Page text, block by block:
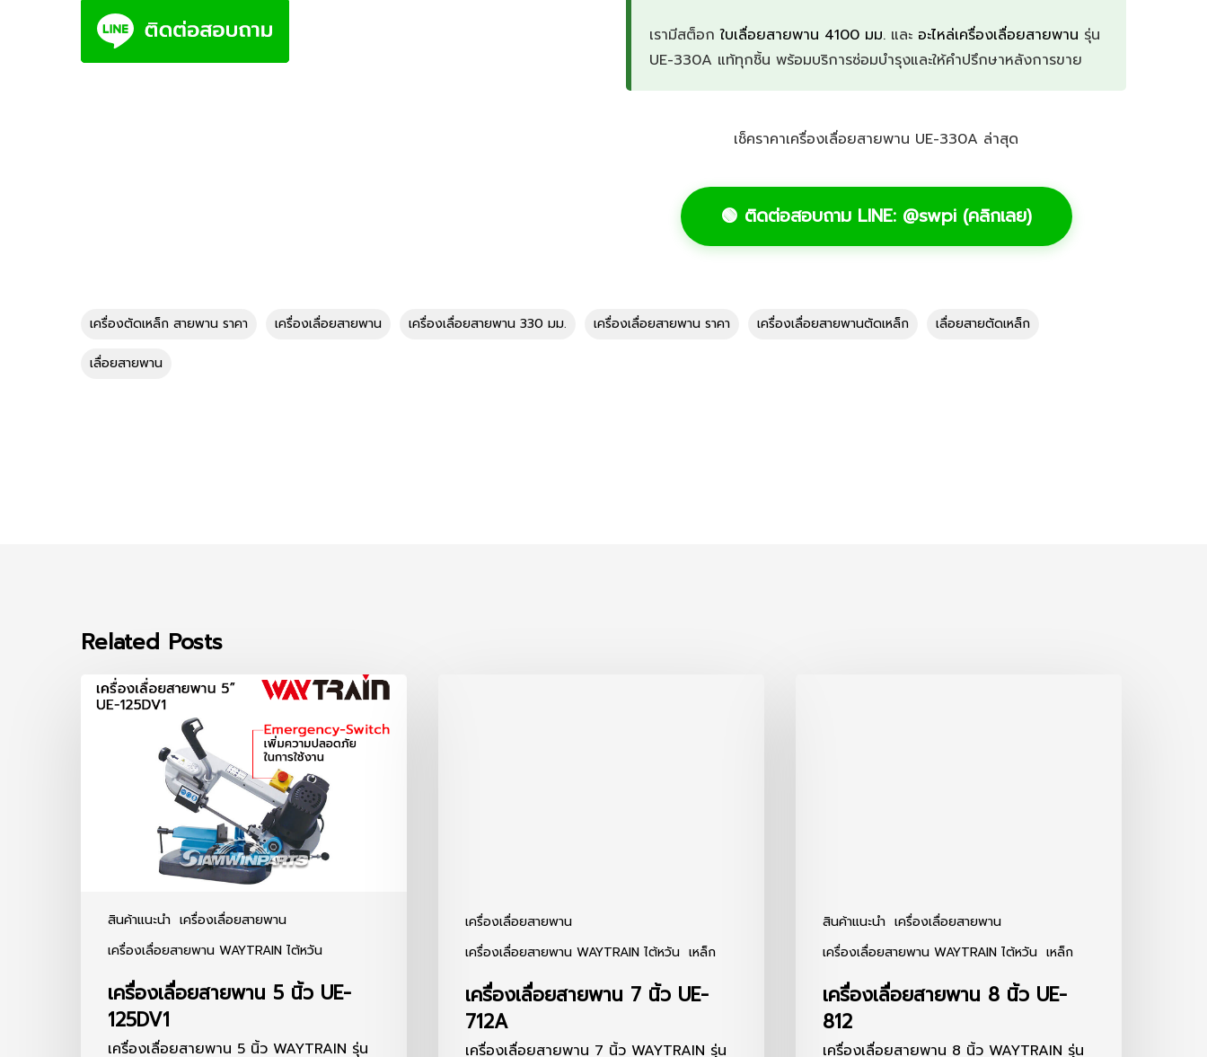
เรามีสต็อกใบเลื่อยสายพาน 4100 มม. และ อะไหล่เครื่องเลื่อยสายพาน รุ่น
UE-330A แท้ทุกชิ้น พร้อมบริการซ่อมบำรุงและให้คำปรึกษาหลังการขาย
เช็คราคาเครื่องเลื่อยสายพาน UE-330A ล่าสุด
🟢 ติดต่อสอบถาม LINE: @swpi (คลิกเลย)
เครื่องตัดเหล็ก สายพาน ราคา เครื่องเลื่อยสายพาน เครื่องเลื่อยสายพาน 330 มม. เครื่องเลื่อยสายพาน ราคา เครื่องเลื่อยสายพานตัดเหล็ก เลื่อยสายตัดเหล็ก
เลื่อยสายพาน
Related Posts
สินค้าแนะนำ เครื่องเลื่อยสายพาน
เครื่องเลื่อยสายพาน WAYTRAIN ไต้หวัน
เครื่อง
เลื่อย
เครื่องเลื่อยสายพาน 5 นิ้ว UE-
125DV1
เครื่องเลื่อยสายพาน 5 นิ้ว WAYTRAIN รุ่น
เครื่องเลื่อยสายพาน
เครื่องเลื่อยสายพาน WAYTRAIN ไต้หวัน เหล็ก
เครื่องเลื่อยสายพาน 7 นิ้ว UE-
712A
เครื่องเลื่อยสายพาน 7 นิ้ว WAYTRAIN รุ่น
สินค้าแนะนำ เครื่องเลื่อยสายพาน
เครื่องเลื่อยสายพาน WAYTRAIN ไต้หวัน เหล็ก
เครื่องเลื่อยสายพาน 8 นิ้ว UE-
812
เครื่องเลื่อยสายพาน 8 นิ้ว WAYTRAIN รุ่น